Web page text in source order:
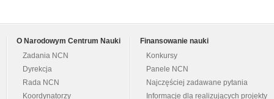
O Narodowym Centrum Nauki
Zadania NCN
Dyrekcja
Rada NCN
Koordynatorzy
Finansowanie nauki
Konkursy
Panele NCN
Najczęściej zadawane pytania
Informacje dla realizujących projekty